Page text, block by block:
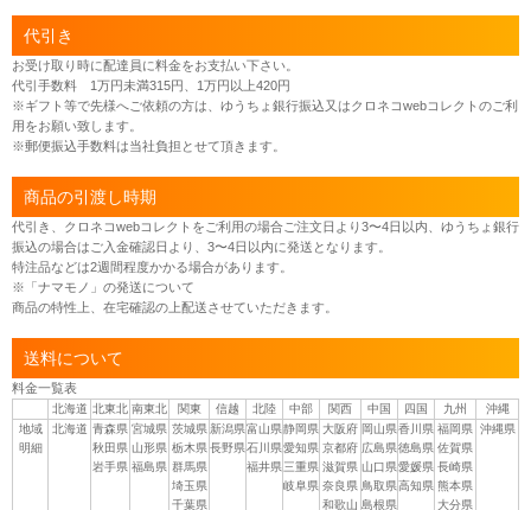
代引き
お受け取り時に配達員に料金をお支払い下さい。
代引手数料 1万円未満315円、1万円以上420円
※ギフト等で先様へご依頼の方は、ゆうちょ銀行振込又はクロネコwebコレクトのご利
用をお願い致します。
※郵便振込手数料は当社負担とせて頂きます。
商品の引渡し時期
代引き、クロネコwebコレクトをご利用の場合ご注文日より3〜4日以内、ゆうちょ銀行
振込の場合はご入金確認日より、3〜4日以内に発送となります。
特注品などは2週間程度かかる場合があります。
※「ナマモノ」の発送について
商品の特性上、在宅確認の上配送させていただきます。
送料について
料金一覧表
北海道 北東北 南東北 関東 信越 北陸 中部 関西 中国 四国 九州
沖縄
地域
明細
北海道 青森県
秋田県
岩手県
宮城県
山形県
福島県
茨城県
栃木県
群馬県
埼玉県
千葉県
新潟県
長野県
富山県
石川県
福井県
静岡県
愛知県
三重県
岐阜県
大阪府
京都府
滋賀県
奈良県
和歌山
岡山県
広島県
山口県
鳥取県
島根県
香川県
徳島県
愛媛県
高知県
福岡県
佐賀県
長崎県
熊本県
大分県
沖縄県